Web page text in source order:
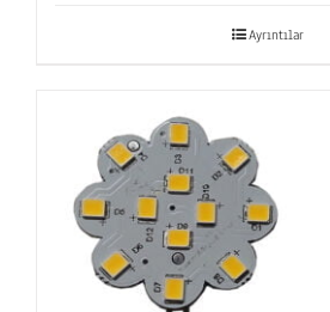
Ayrıntılar